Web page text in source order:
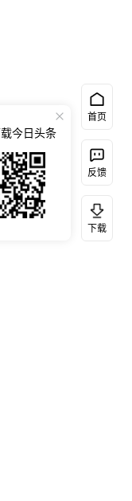
首页
反馈
下载
今日头条